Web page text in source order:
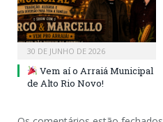
30 DE JUNHO DE 2026
Vem aí o Arraiá Municipal
de Alto Rio Novo!